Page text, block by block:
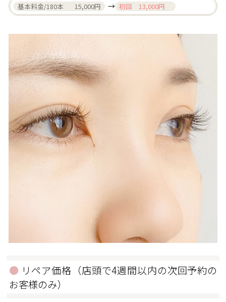
基本料金/180本 15,000円 → 初回 13,000円
リペア価格（店頭で4週間以内の次回予約の
お客様のみ）